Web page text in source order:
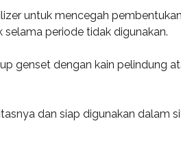
untuk mencegah
periode tidak digunakan.
genset dengan kain pelindung
dan siap digunakan dalam